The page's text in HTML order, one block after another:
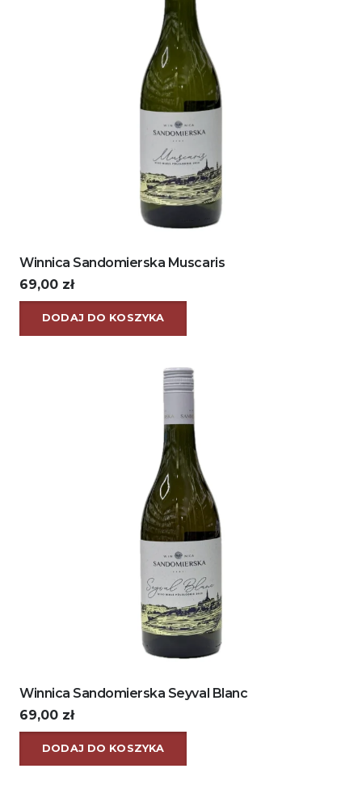
Winnica Sandomierska Muscaris
69,00 zł
DODAJ DO KOSZYKA
Winnica Sandomierska Seyval Blanc
69,00 zł
DODAJ DO KOSZYKA